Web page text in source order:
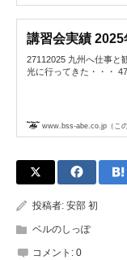
講習会実績 2025
27112025 九州へ仕事と
光に行ってきた・・・
www.bss-abe.co.jp（この
投稿者: 安部 初
ベルのしっぽ
コメント: 0